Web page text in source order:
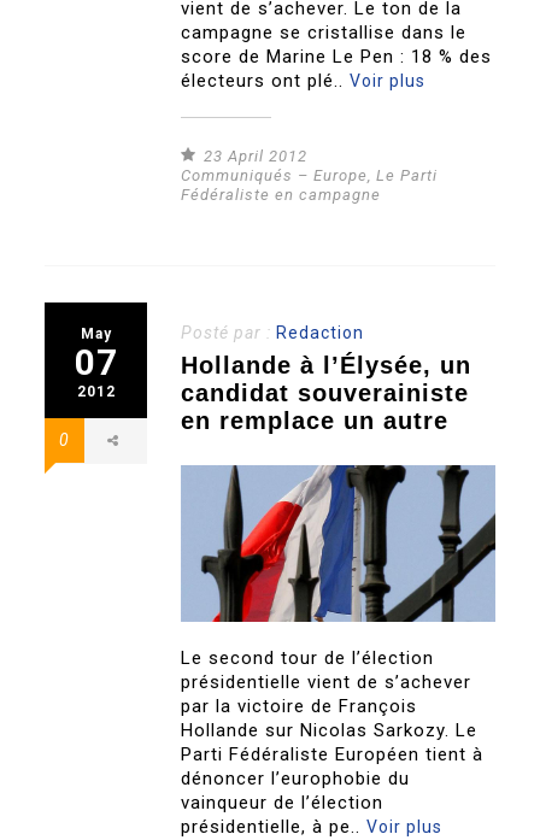
vient de s’achever. Le ton de la
campagne se cristallise dans le
score de Marine Le Pen : 18 % des
électeurs ont plé..Voir plus
23 April 2012
Communiqués – Europe,Le Parti
Fédéraliste en campagne
May
07
2012
0
Posté par : Redaction
Hollande à l’Élysée, un
candidat souverainiste
en remplace un autre
Le second tour de l’élection
présidentielle vient de s’achever
par la victoire de François
Hollande sur Nicolas Sarkozy. Le
Parti Fédéraliste Européen tient à
dénoncer l’europhobie du
vainqueur de l’élection
présidentielle, à pe..Voir plus